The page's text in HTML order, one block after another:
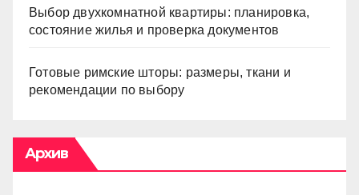
Выбор двухкомнатной квартиры: планировка,
состояние жилья и проверка документов
Готовые римские шторы: размеры, ткани и
рекомендации по выбору
Архив